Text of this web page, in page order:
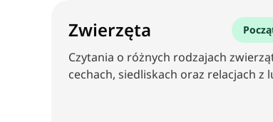
Zwierzęta
Czytania o różnych rodzajach
cechach, siedliskach oraz relacjach z